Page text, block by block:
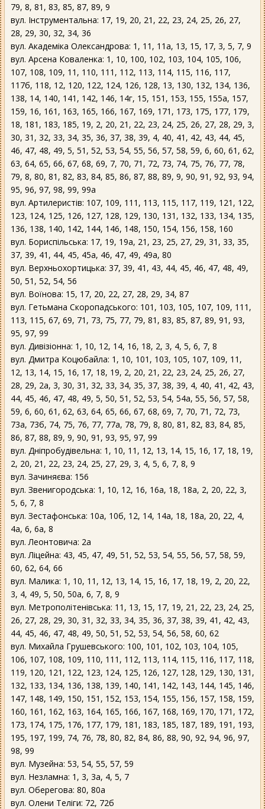
79, 8, 81, 83, 85, 87, 89, 9
вул. Інструментальна: 17, 19, 20, 21, 22, 23, 24, 25, 26, 27,
28, 29, 30, 32, 34, 36
вул. Академіка Олександрова: 1, 11, 11а, 13, 15, 17, 3, 5, 7, 9
вул. Арсена Коваленка: 1, 10, 100, 102, 103, 104, 105, 106,
107, 108, 109, 11, 110, 111, 112, 113, 114, 115, 116, 117,
117б, 118, 12, 120, 122, 124, 126, 128, 13, 130, 132, 134, 136,
138, 14, 140, 141, 142, 146, 14г, 15, 151, 153, 155, 155а, 157,
159, 16, 161, 163, 165, 166, 167, 169, 171, 173, 175, 177, 179,
18, 181, 183, 185, 19, 2, 20, 21, 22, 23, 24, 25, 26, 27, 28, 29, 3,
30, 31, 32, 33, 34, 35, 36, 37, 38, 39, 4, 40, 41, 42, 43, 44, 45,
46, 47, 48, 49, 5, 51, 52, 53, 54, 55, 56, 57, 58, 59, 6, 60, 61, 62,
63, 64, 65, 66, 67, 68, 69, 7, 70, 71, 72, 73, 74, 75, 76, 77, 78,
79, 8, 80, 81, 82, 83, 84, 85, 86, 87, 88, 89, 9, 90, 91, 92, 93, 94,
95, 96, 97, 98, 99, 99а
вул. Артилеристів: 107, 109, 111, 113, 115, 117, 119, 121, 122,
123, 124, 125, 126, 127, 128, 129, 130, 131, 132, 133, 134, 135,
136, 138, 140, 142, 144, 146, 148, 150, 154, 156, 158, 160
вул. Бориспільська: 17, 19, 19а, 21, 23, 25, 27, 29, 31, 33, 35,
37, 39, 41, 44, 45, 45а, 46, 47, 49, 49а, 80
вул. Верхньохортицька: 37, 39, 41, 43, 44, 45, 46, 47, 48, 49,
50, 51, 52, 54, 56
вул. Воїнова: 15, 17, 20, 22, 27, 28, 29, 34, 87
вул. Гетьмана Скоропадського: 101, 103, 105, 107, 109, 111,
113, 115, 67, 69, 71, 73, 75, 77, 79, 81, 83, 85, 87, 89, 91, 93,
95, 97, 99
вул. Дивізіонна: 1, 10, 12, 14, 16, 18, 2, 3, 4, 5, 6, 7, 8
вул. Дмитра Коцюбайла: 1, 10, 101, 103, 105, 107, 109, 11,
12, 13, 14, 15, 16, 17, 18, 19, 2, 20, 21, 22, 23, 24, 25, 26, 27,
28, 29, 2а, 3, 30, 31, 32, 33, 34, 35, 37, 38, 39, 4, 40, 41, 42, 43,
44, 45, 46, 47, 48, 49, 5, 50, 51, 52, 53, 54, 54а, 55, 56, 57, 58,
59, 6, 60, 61, 62, 63, 64, 65, 66, 67, 68, 69, 7, 70, 71, 72, 73,
73а, 73б, 74, 75, 76, 77, 77а, 78, 79, 8, 80, 81, 82, 83, 84, 85,
86, 87, 88, 89, 9, 90, 91, 93, 95, 97, 99
вул. Дніпробудівельна: 1, 10, 11, 12, 13, 14, 15, 16, 17, 18, 19,
2, 20, 21, 22, 23, 24, 25, 27, 29, 3, 4, 5, 6, 7, 8, 9
вул. Зачиняєва: 156
вул. Звенигородська: 1, 10, 12, 16, 16а, 18, 18а, 2, 20, 22, 3,
5, 6, 7, 8
вул. Зестафонська: 10а, 10б, 12, 14, 14а, 18, 18а, 20, 22, 4,
4а, 6, 6а, 8
вул. Леонтовича: 2а
вул. Ліцейна: 43, 45, 47, 49, 51, 52, 53, 54, 55, 56, 57, 58, 59,
60, 62, 64, 66
вул. Малика: 1, 10, 11, 12, 13, 14, 15, 16, 17, 18, 19, 2, 20, 22,
3, 4, 49, 5, 50, 50а, 6, 7, 8, 9
вул. Метрополітенівська: 11, 13, 15, 17, 19, 21, 22, 23, 24, 25,
26, 27, 28, 29, 30, 31, 32, 33, 34, 35, 36, 37, 38, 39, 41, 42, 43,
44, 45, 46, 47, 48, 49, 50, 51, 52, 53, 54, 56, 58, 60, 62
вул. Михайла Грушевського: 100, 101, 102, 103, 104, 105,
106, 107, 108, 109, 110, 111, 112, 113, 114, 115, 116, 117, 118,
119, 120, 121, 122, 123, 124, 125, 126, 127, 128, 129, 130, 131,
132, 133, 134, 136, 138, 139, 140, 141, 142, 143, 144, 145, 146,
147, 148, 149, 150, 151, 152, 153, 154, 155, 156, 157, 158, 159,
160, 161, 162, 163, 164, 165, 166, 167, 168, 169, 170, 171, 172,
173, 174, 175, 176, 177, 179, 181, 183, 185, 187, 189, 191, 193,
195, 197, 199, 74, 76, 78, 80, 82, 84, 86, 88, 90, 92, 94, 96, 97,
98, 99
вул. Музейна: 53, 54, 55, 57, 59
вул. Незламна: 1, 3, 3а, 4, 5, 7
вул. Оберегова: 80, 80а
вул. Олени Теліги: 72, 72б